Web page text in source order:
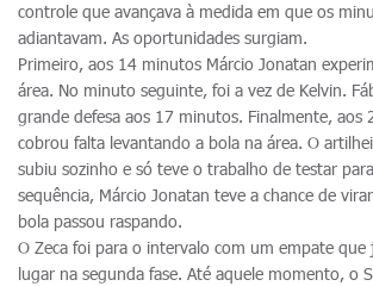
controle que avançava à medida em que os
adiantavam. As oportunidades surgiam.
Primeiro, aos 14 minutos Márcio Jonatan
área. No minuto seguinte, foi a vez de Kelvin.
grande defesa aos 17 minutos. Finalmente, aos
cobrou falta levantando a bola na área. O
subiu sozinho e só teve o trabalho de testar
sequência, Márcio Jonatan teve a chance de
bola passou raspando.
O Zeca foi para o intervalo com um empate que
lugar na segunda fase. Até aquele momento, o